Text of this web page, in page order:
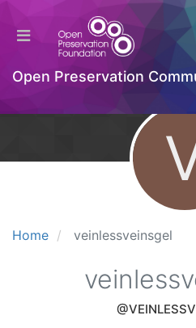
Open Preservation
Home veinlessveinsgel